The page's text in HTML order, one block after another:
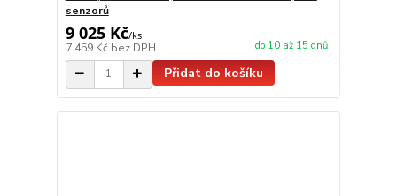
senzorů
9 025 Kč/ks
7 459 Kč bez DPH do 10 až 15 dnů
Přidat do košíku